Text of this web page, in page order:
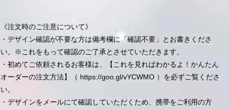
《注文時のご注意について》
・デザイン確認が不要な方は備考欄に「確認不要」とお書きくださ
い。※これをもって確認のご了承とさせていただきます。
・初めてご依頼されるお客様は、【これを見ればわかるよ！かんたん
オーダーの注文方法】（ https://goo.gl/vYCWMO ）を必ずご覧くださ
い。
・デザインをメールにて確認していただくため、携帯をご利用の方